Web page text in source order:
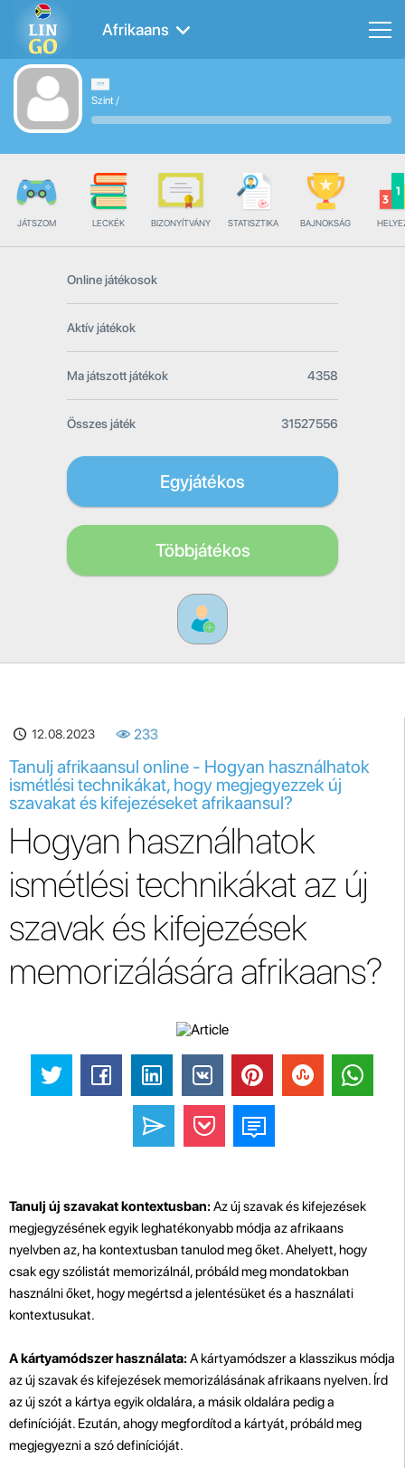
Afrikaans
Szint/
JÁTSZOM LECKÉK BIZONYÍTVÁNY STATISZTIKA BAJNOKSÁG
Online játékosok
Aktív játékok
Ma játszott játékok 4358
Összes játék 31527556
Egyjátékos
Többjátékos
12.08.2023 233
Tanulj afrikaansul online - Hogyan használhatok
ismétlési technikákat, hogy megjegyezzek új
szavakat és kifejezéseket afrikaansul?
Hogyan használhatok
ismétlési technikákat az új
szavak és kifejezések
memorizálására afrikaans?
Tanulj új szavakat kontextusban:Az új szavak és kifejezések
megjegyzésének egyik leghatékonyabb módja az afrikaans
nyelvben az, ha kontextusban tanulod meg őket. Ahelyett, hogy
csak egy szólistát memorizálnál, próbáld meg mondatokban
használni őket, hogy megértsd a jelentésüket és a használati
kontextusukat.
A kártyamódszer használata:A kártyamódszer a klasszikus módja
az új szavak és kifejezések memorizálásának afrikaans nyelven. Írd
az új szót a kártya egyik oldalára, a másik oldalára pedig a
definícióját. Ezután, ahogy megfordítod a kártyát, próbáld meg
megjegyezni a szó definícióját.